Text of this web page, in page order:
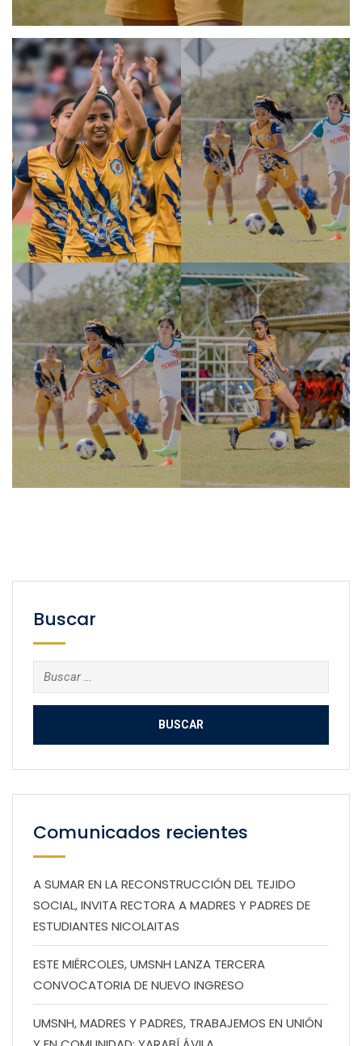
Buscar
Buscar:
Comunicados recientes
A SUMAR EN LA RECONSTRUCCIÓN DEL TEJIDO
SOCIAL, INVITA RECTORA A MADRES Y PADRES DE
ESTUDIANTES NICOLAITAS
ESTE MIÉRCOLES, UMSNH LANZA TERCERA
CONVOCATORIA DE NUEVO INGRESO
UMSNH, MADRES Y PADRES, TRABAJEMOS EN UNIÓN